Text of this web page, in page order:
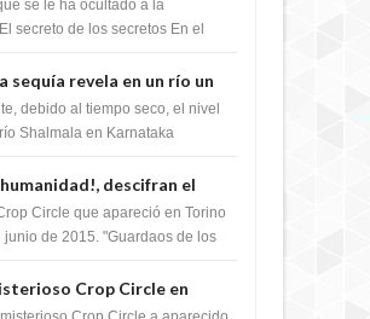
se le ha ocultado a la
secreto de los secretos En el
sequía revela en un río un
hallazgo de miles de
debido al tiempo seco, el nivel
Shalmala en Karnataka
descifran el
Crop Circle de Torino ,Italia
Circle que apareció en Torino
junio de 2015. "Guardaos de los
Crop Circle en
23 de junio 2016